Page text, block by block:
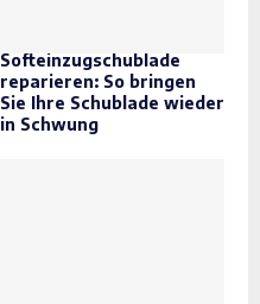
Softeinzugschublade
reparieren: So bringen
Sie Ihre Schublade wieder
in Schwung